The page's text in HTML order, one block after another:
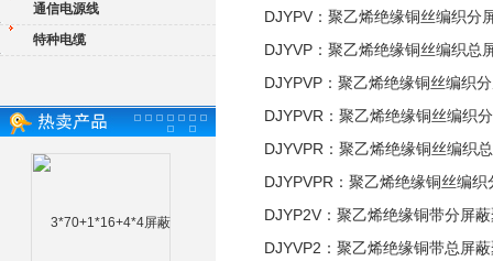
通信电源线
特种电缆
DJYPV：聚乙烯绝缘铜丝编织分
DJYVP：聚乙烯绝缘铜丝编织总
DJYPVP：聚乙烯绝缘铜丝编织
DJYPVR：聚乙烯绝缘铜丝编织
DJYVPR：聚乙烯绝缘铜丝编织
DJYPVPR：聚乙烯绝缘铜丝编
DJYP2V：聚乙烯绝缘铜带分屏
DJYVP2：聚乙烯绝缘铜带总屏